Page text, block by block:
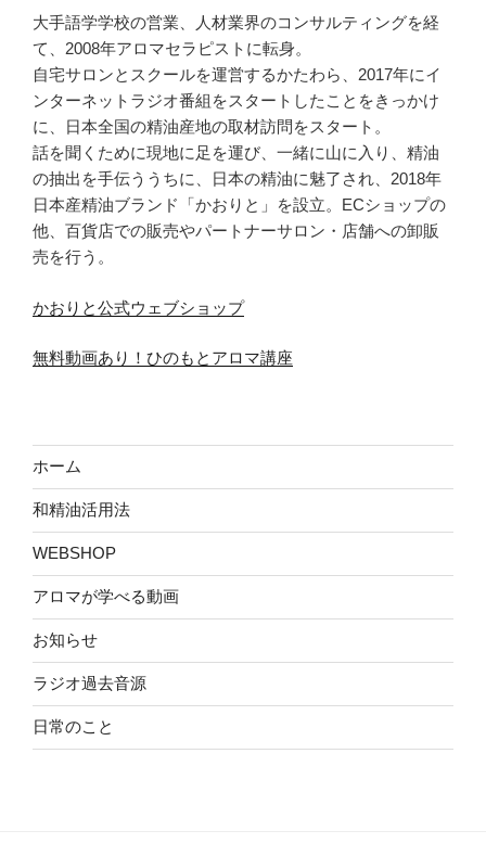
大手語学学校の営業、人材業界のコンサルティングを経
て、2008年アロマセラピストに転身。
自宅サロンとスクールを運営するかたわら、2017年にイ
ンターネットラジオ番組をスタートしたことをきっかけ
に、日本全国の精油産地の取材訪問をスタート。
話を聞くために現地に足を運び、一緒に山に入り、精油
の抽出を手伝ううちに、日本の精油に魅了され、2018年
日本産精油ブランド「かおりと」を設立。ECショップの
他、百貨店での販売やパートナーサロン・店舗への卸販
売を行う。
かおりと公式ウェブショップ
無料動画あり！ひのもとアロマ講座
ホーム
和精油活用法
WEBSHOP
アロマが学べる動画
お知らせ
ラジオ過去音源
日常のこと